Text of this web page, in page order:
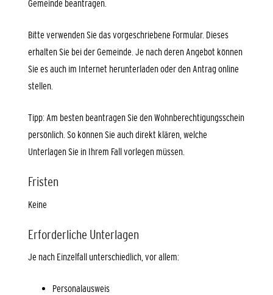
Gemeinde beantragen.
Bitte verwenden Sie das vorgeschriebene Formular. Dieses
erhalten Sie bei der Gemeinde. Je nach deren Angebot können
Sie es auch im Internet herunterladen oder den Antrag online
stellen.
Tipp: Am besten beantragen Sie den Wohnberechtigungsschein
persönlich. So können Sie auch direkt klären, welche
Unterlagen Sie in Ihrem Fall vorlegen müssen.
Fristen
Keine
Erforderliche Unterlagen
Je nach Einzelfall unterschiedlich, vor allem:
Personalausweis